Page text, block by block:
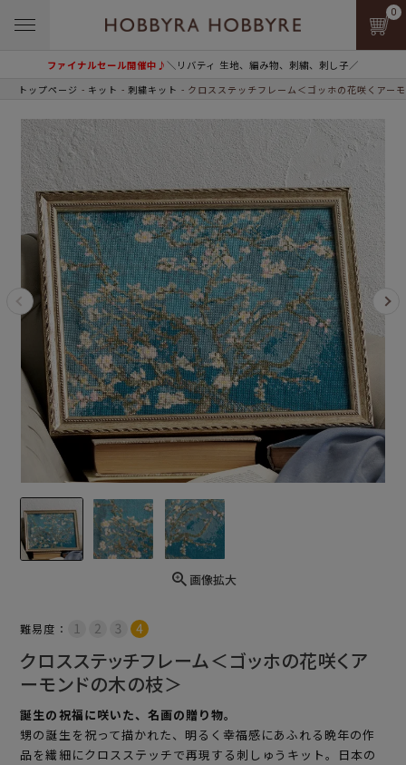
ファイナルセール開催中♪＼リバティ 生地、編み物、刺繍、刺し子／
0
トップページ キット 刺繍キット クロスステッチフレーム＜ゴッホの花咲くアー
画像拡大
難易度：
クロスステッチフレーム＜ゴッホの花咲くア
ーモンドの木の枝＞
誕生の祝福に咲いた、名画の贈り物。
甥の誕生を祝って描かれた、明るく幸福感にあふれる晩年の作
品を繊細にクロスステッチで再現する刺しゅうキット。日本の